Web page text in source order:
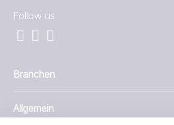
Follow us
Branchen
Allgemein